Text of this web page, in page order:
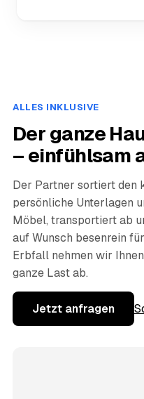
ALLES INKLUSIVE
Der ganze
– einfühlsam
Der Partner sortiert den
persönliche Unterlagen
Möbel, transportiert ab
auf Wunsch besenrein
Erbfall nehmen wir
ganze Last ab.
Jetzt anfragen